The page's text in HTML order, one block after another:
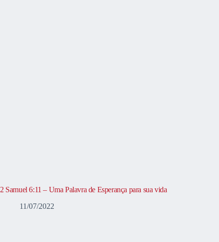
2 Samuel 6:11 – Uma Palavra de Esperança para sua vida
11/07/2022